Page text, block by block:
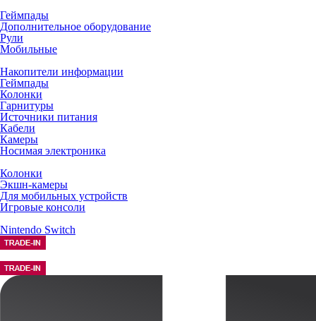
Геймпады
Дополнительное оборудование
Рули
Мобильные
Накопители информации
Геймпады
Колонки
Гарнитуры
Источники питания
Кабели
Камеры
Носимая электроника
Колонки
Экшн-камеры
Для мобильных устройств
Игровые консоли
Nintendo Switch